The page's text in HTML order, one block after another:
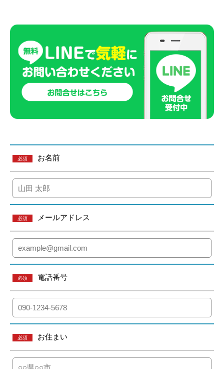
必須 お名前
必須 メールアドレス
必須 電話番号
必須 お住まい